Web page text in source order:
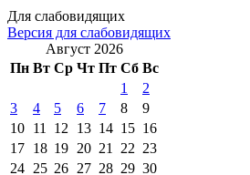
Для слабовидящих
Версия для слабовидящих
Август 2026
Пн Вт Ср Чт Пт Сб Вс
1
2
3
4 5 6 7 8
9
10 11 12 13 14 15 16
17 18 19 20 21 22 23
24 25 26 27 28 29 30